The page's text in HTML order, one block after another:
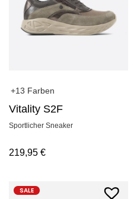
+13 Farben
Vitality S2F
Sportlicher Sneaker
219,95 €
SALE